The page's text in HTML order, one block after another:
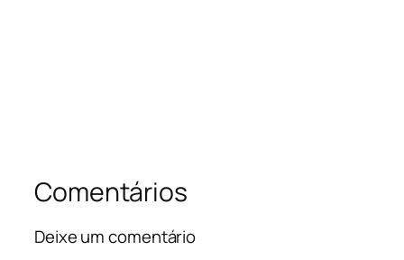
Comentários
Deixe um comentário